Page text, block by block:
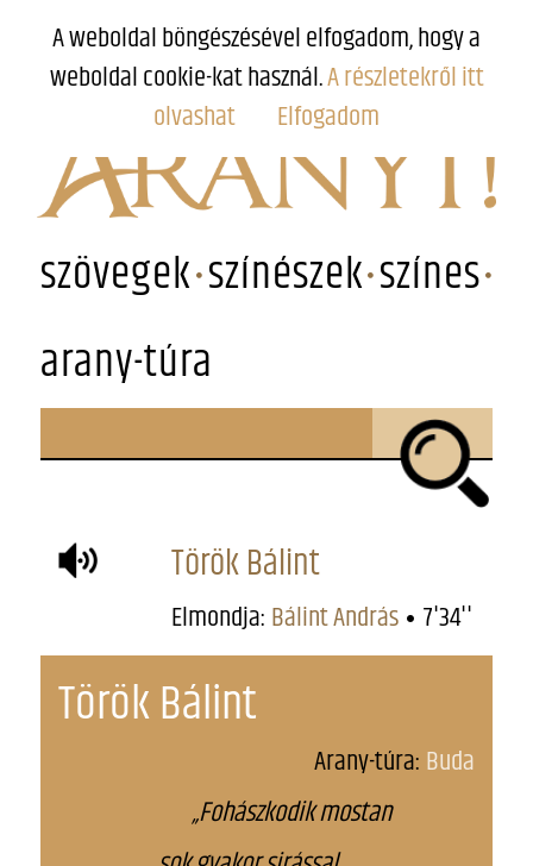
szövegek színészek színes
arany-túra
Török Bálint
Elmondja: Bálint András 7'34''
Török Bálint
Arany-túra: Buda
„Fohászkodik mostan
A weboldal böngészésével elfogadom, hogy a
weboldal cookie-kat használ.A részletekről itt
olvashat
Elfogadom